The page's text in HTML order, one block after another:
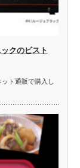
クのビスト
ト通販で購入し